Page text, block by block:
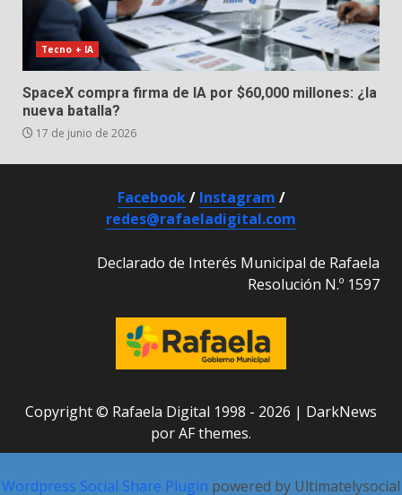
Tecno + IA
SpaceX compra firma de IA por $60,000 millones: ¿la
nueva batalla?
17 de junio de 2026
Facebook/ Instagram /
redes@rafaeladigital.com
Declarado de Interés Municipal de Rafaela
Resolución N.º 1597
Copyright © Rafaela Digital 1998 - 2026 | DarkNews
por AF themes.
Wordpress Social Share Plugin powered by Ultimatelysocial